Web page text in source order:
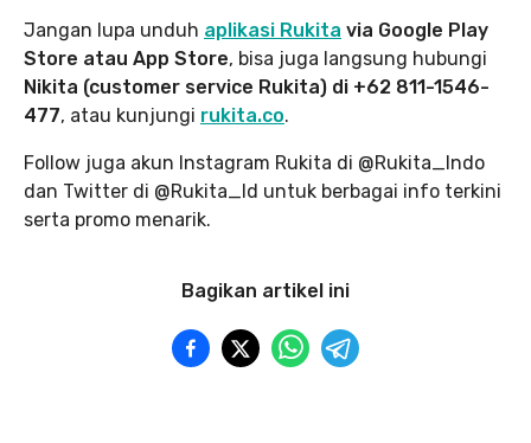
Jangan lupa unduh aplikasi Rukita via Google Play
Store atau App Store, bisa juga langsung hubungi
Nikita (customer service Rukita) di +62 811-1546-
477, atau kunjungi rukita.co.
Follow juga akun Instagram Rukita di @Rukita_Indo
dan Twitter di @Rukita_Id untuk berbagai info terkini
serta promo menarik.
Bagikan artikel ini